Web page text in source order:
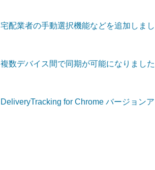
宅配業者の手動選択機能などを追加しま
複数デバイス間で同期が可能になりました
DeliveryTracking for Chrome バージョン